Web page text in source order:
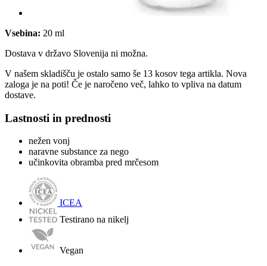
Vsebina: 20 ml
Dostava v državo Slovenija ni možna.
V našem skladišču je ostalo samo še 13 kosov tega artikla. Nova
zaloga je na poti! Če je naročeno več, lahko to vpliva na datum
dostave.
Lastnosti in prednosti
nežen vonj
naravne substance za nego
učinkovita obramba pred mrčesom
ICEA
Testirano na nikelj
Vegan